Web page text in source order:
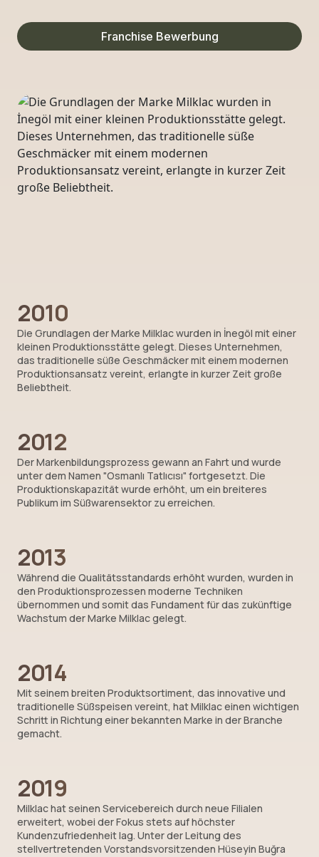
Franchise Bewerbung
2010
Die Grundlagen der Marke Milklac wurden in İnegöl mit einer
kleinen Produktionsstätte gelegt. Dieses Unternehmen,
das traditionelle süße Geschmäcker mit einem modernen
Produktionsansatz vereint, erlangte in kurzer Zeit große
Beliebtheit.
2012
Der Markenbildungsprozess gewann an Fahrt und wurde
unter dem Namen "Osmanlı Tatlıcısı" fortgesetzt. Die
Produktionskapazität wurde erhöht, um ein breiteres
Publikum im Süßwarensektor zu erreichen.
2013
Während die Qualitätsstandards erhöht wurden, wurden in
den Produktionsprozessen moderne Techniken
übernommen und somit das Fundament für das zukünftige
Wachstum der Marke Milklac gelegt.
2014
Mit seinem breiten Produktsortiment, das innovative und
traditionelle Süßspeisen vereint, hat Milklac einen wichtigen
Schritt in Richtung einer bekannten Marke in der Branche
gemacht.
2019
Milklac hat seinen Servicebereich durch neue Filialen
erweitert, wobei der Fokus stets auf höchster
Kundenzufriedenheit lag. Unter der Leitung des
stellvertretenden Vorstandsvorsitzenden Hüseyin Buğra